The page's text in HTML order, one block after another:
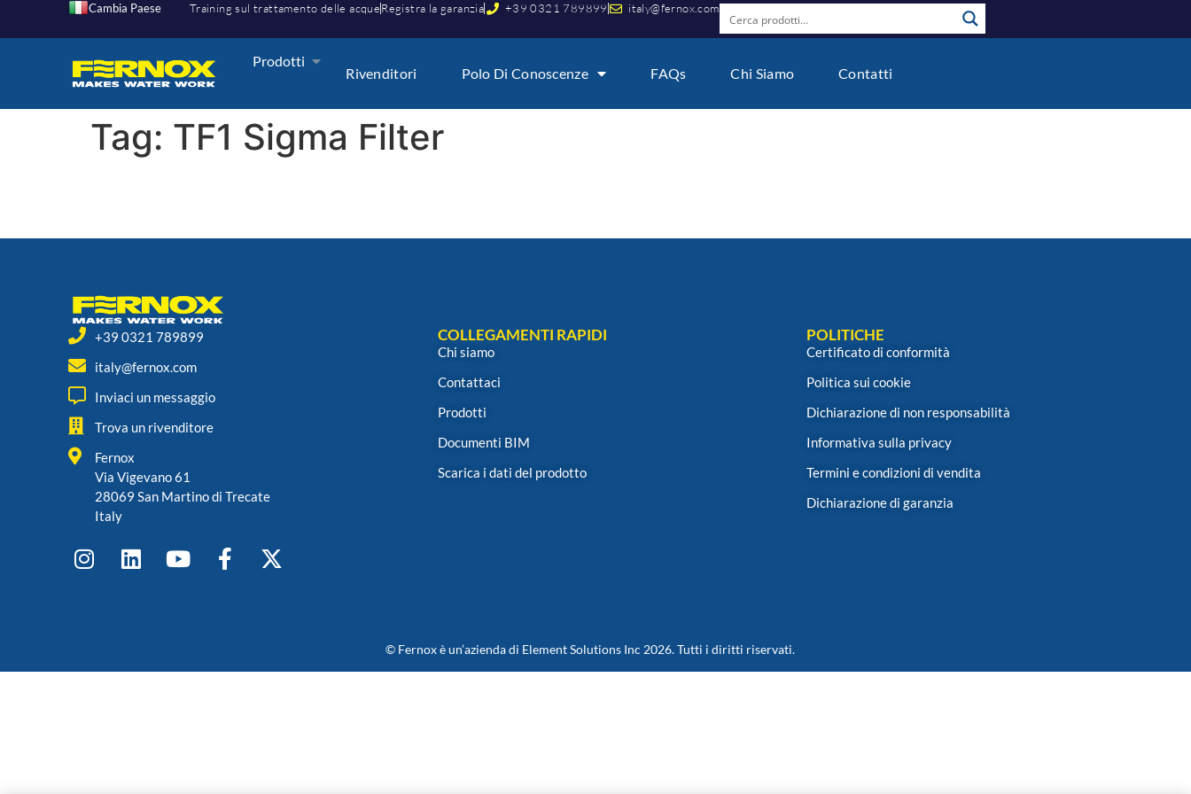
Cambia Paese Training sul trattamento delle acqueRegistra la garanzia +39 0321 789899 italy@fernox.com
Prodotti
Rivenditori Polo Di Conoscenze FAQs Chi Siamo Contatti
Tag: TF1 Sigma Filter
+39 0321 789899
italy@fernox.com
Inviaci un messaggio
Trova un rivenditore
Fernox
Via Vigevano 61
28069 San Martino di Trecate
Italy
COLLEGAMENTI RAPIDI
Chi siamo
Contattaci
Prodotti
Documenti BIM
Scarica i dati del prodotto
POLITICHE
Certificato di conformità
Politica sui cookie
Dichiarazione di non responsabilità
Informativa sulla privacy
Termini e condizioni di vendita
Dichiarazione di garanzia
© Fernox è un’azienda di Element Solutions Inc 2026. Tutti i diritti riservati.